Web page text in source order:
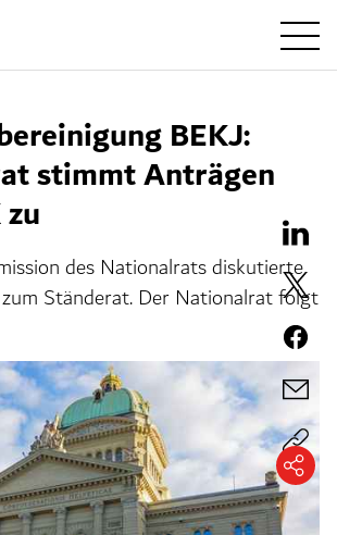
BEKJ:
stimmt Anträgen
des Nationalrats diskutierte
Ständerat. Der Nationalrat folgt